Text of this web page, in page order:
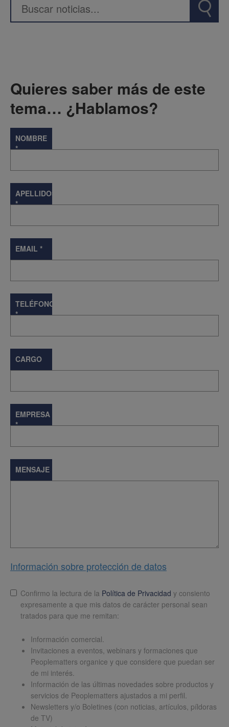
Quieres saber más de este
tema… ¿Hablamos?
NOMBRE
*
APELLIDOS
*
EMAIL *
TELÉFONO
*
CARGO
EMPRESA
*
MENSAJE
Información sobre protección de datos
LopdConfirmo la lectura de la Política de Privacidad y consiento
expresamente a que mis datos de carácter personal sean
tratados para que me remitan:
Información comercial.
Invitaciones a eventos, webinars y formaciones que
Peoplematters organice y que considere que puedan ser
de mi interés.
Información de las últimas novedades sobre productos y
servicios de Peoplematters ajustados a mi perfil.
Newsletters y/o Boletines (con noticias, artículos, píldoras
de TV)